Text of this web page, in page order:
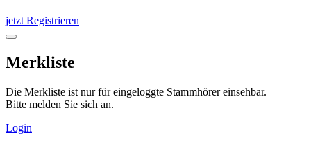
jetzt Registrieren
Merkliste
Die Merkliste ist nur für eingeloggte Stammhörer einsehbar.
Bitte melden Sie sich an.
Login